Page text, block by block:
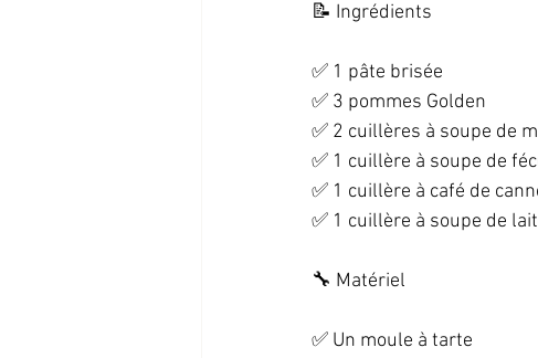
📝 Ingrédients
✅ 1 pâte brisée
✅ 3 pommes Golden
✅ 2 cuillères à soupe de
✅ 1 cuillère à soupe de
✅ 1 cuillère à café de
✅ 1 cuillère à soupe de lait
🔧 Matériel
✅ Un moule à tarte